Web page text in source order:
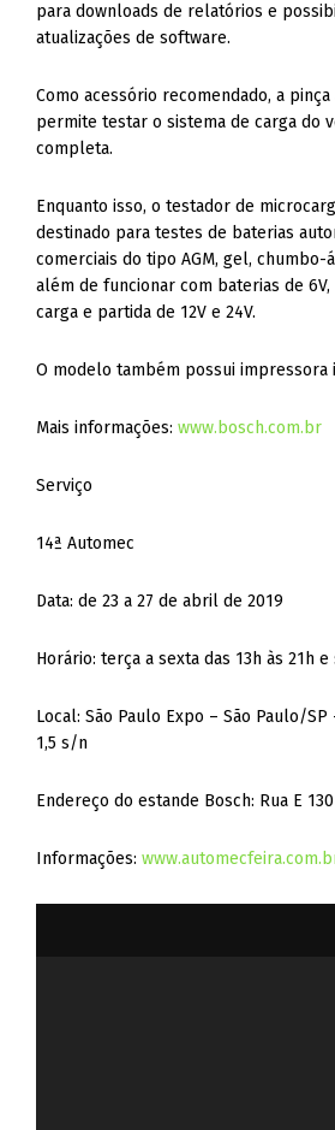
para downloads de relatórios e
atualizações de software.
Como acessório recomendado, a
permite testar o sistema de carga do
completa.
Enquanto isso, o testador de
destinado para testes de baterias
comerciais do tipo AGM, gel, chumbo-
além de funcionar com baterias de 6V,
carga e partida de 12V e 24V.
O modelo também possui impressora
Mais informações:www.bosch.com.br
Serviço
14ª Automec
Data: de 23 a 27 de abril de 2019
Horário: terça a sexta das 13h às 21h
Local: São Paulo Expo – São Paulo/
1,5 s/n
Endereço do estande Bosch: Rua E 130
Informações: